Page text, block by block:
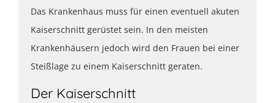
Das Krankenhaus muss für einen eventuell akuten
Kaiserschnitt gerüstet sein. In den meisten
Krankenhäusern jedoch wird den Frauen bei einer
Steißlage zu einem Kaiserschnitt geraten.
Der Kaiserschnitt